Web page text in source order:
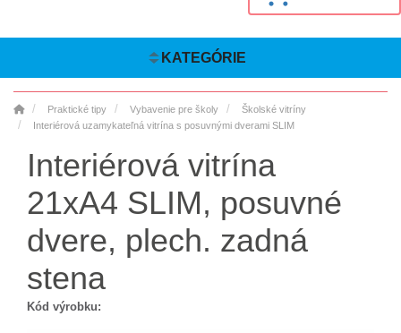
KATEGÓRIE
Praktické tipy Vybavenie pre školy
Školské vitríny
Interiérová uzamykateľná vitrína s posuvnými dverami SLIM
Interiérová vitrína
21xA4 SLIM, posuvné
dvere, plech. zadná
stena
Kód výrobku: